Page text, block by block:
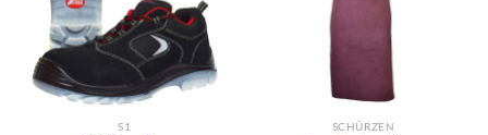
S1 SCHÜRZEN